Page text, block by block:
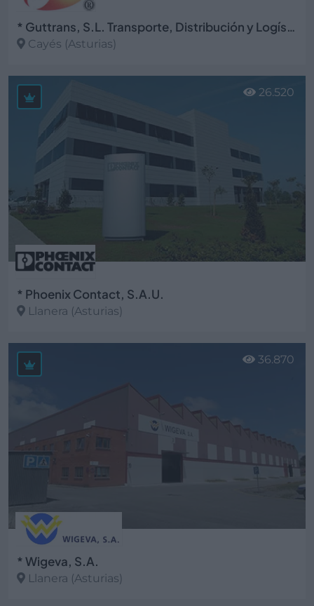
* Guttrans, S.L. Transporte, Distribución y Logística
Cayés (Asturias)
Ver más
* Phoenix Contact, S.A.U.
Llanera (Asturias)
Ver más
26.520
* Wigeva, S.A.
Llanera (Asturias)
36.870